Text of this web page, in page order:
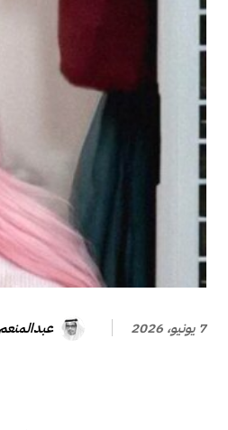
7 يونيو، 2026